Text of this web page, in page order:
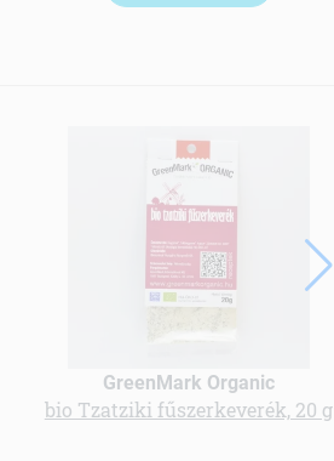
GreenMark Organic
bio Tzatziki fűszerkeverék, 20 g